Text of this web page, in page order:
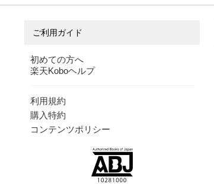
ご利用ガイド
初めての方へ
楽天Koboヘルプ
利用規約
購入特約
コンテンツポリシー